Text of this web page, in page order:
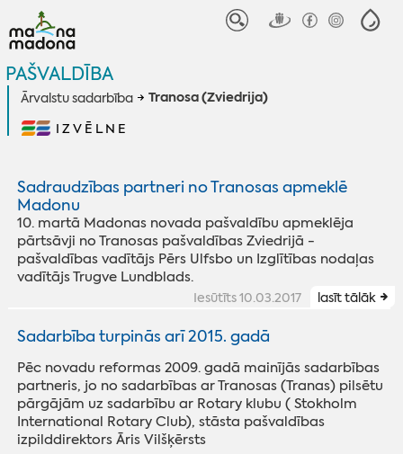
PAŠVALDĪBA
Ārvalstu sadarbība Tranosa (Zviedrija)
IZVĒLNE
Sadraudzības partneri no Tranosas apmeklē
Madonu
10. martā Madonas novada pašvaldību apmeklēja
pārtsāvji no Tranosas pašvaldības Zviedrijā -
pašvaldības vadītājs Pērs Ulfsbo un Izglītības nodaļas
vadītājs Trugve Lundblads.
Iesūtīts 10.03.2017 lasīt tālāk
Sadarbība turpinās arī 2015. gadā
Pēc novadu reformas 2009. gadā mainījās sadarbības
partneris, jo no sadarbības ar Tranosas (Tranas) pilsētu
pārgājām uz sadarbību ar Rotary klubu ( Stokholm
International Rotary Club), stāsta pašvaldības
izpilddirektors Āris Vilšķērsts